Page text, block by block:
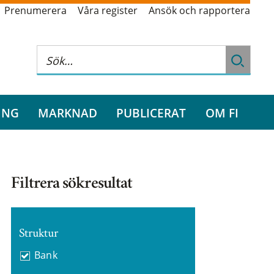
Prenumerera Våra register Ansök och rapportera
MARKNAD PUBLICERAT OM FI
Filtrera sökresultat
Struktur
Bank